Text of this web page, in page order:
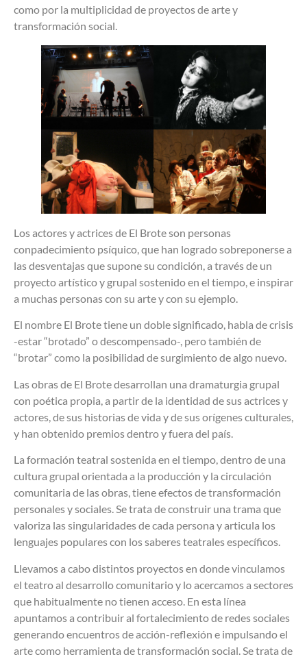
como por la multiplicidad de proyectos de arte y
transformación social.
Los actores y actrices de El Brote son personas
conpadecimiento psíquico, que han logrado sobreponerse a
las desventajas que supone su condición, a través de un
proyecto artístico y grupal sostenido en el tiempo, e inspirar
a muchas personas con su arte y con su ejemplo.
El nombre El Brote tiene un doble significado, habla de crisis
-estar “brotado” o descompensado-, pero también de
“brotar” como la posibilidad de surgimiento de algo nuevo.
Las obras de El Brote desarrollan una dramaturgia grupal
con poética propia, a partir de la identidad de sus actrices y
actores, de sus historias de vida y de sus orígenes culturales,
y han obtenido premios dentro y fuera del país.
La formación teatral sostenida en el tiempo, dentro de una
cultura grupal orientada a la producción y la circulación
comunitaria de las obras, tiene efectos de transformación
personales y sociales. Se trata de construir una trama que
valoriza las singularidades de cada persona y articula los
lenguajes populares con los saberes teatrales específicos.
Llevamos a cabo distintos proyectos en donde vinculamos
el teatro al desarrollo comunitario y lo acercamos a sectores
que habitualmente no tienen acceso. En esta línea
apuntamos a contribuir al fortalecimiento de redes sociales
generando encuentros de acción-reflexión e impulsando el
arte como herramienta de transformación social. Se trata de